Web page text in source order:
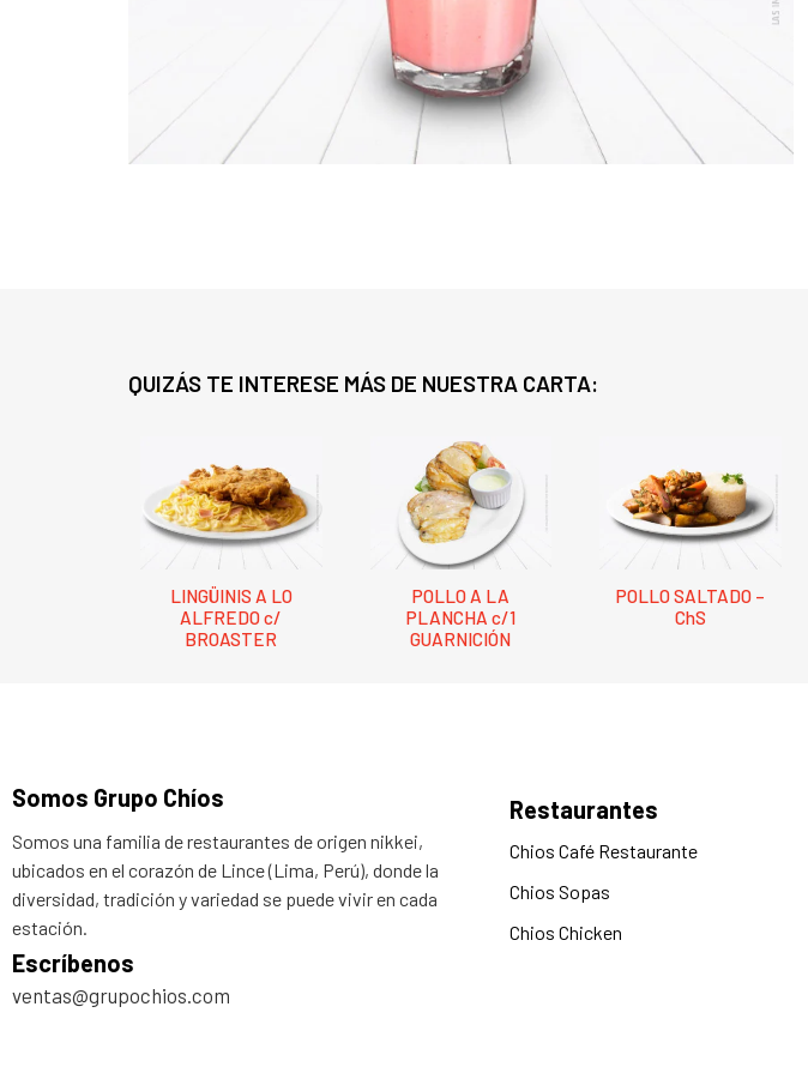
QUIZÁS TE INTERESE MÁS DE NUESTRA CARTA:
LINGÜINIS A LO
ALFREDO c/
BROASTER
POLLO A LA
PLANCHA c/1
GUARNICIÓN
POLLO SALTADO –
ChS
Somos Grupo Chíos
Somos una familia de restaurantes de origen nikkei,
ubicados en el corazón de Lince (Lima, Perú), donde la
diversidad, tradición y variedad se puede vivir en cada
estación.
Escríbenos
ventas@grupochios.com
Restaurantes
Chios Café Restaurante
Chios Sopas
Chios Chicken